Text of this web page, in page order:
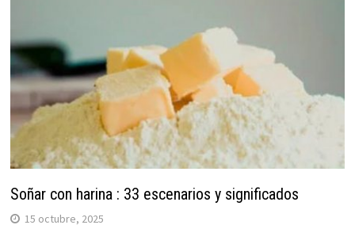
Soñar con harina : 33 escenarios y significados
15 octubre, 2025